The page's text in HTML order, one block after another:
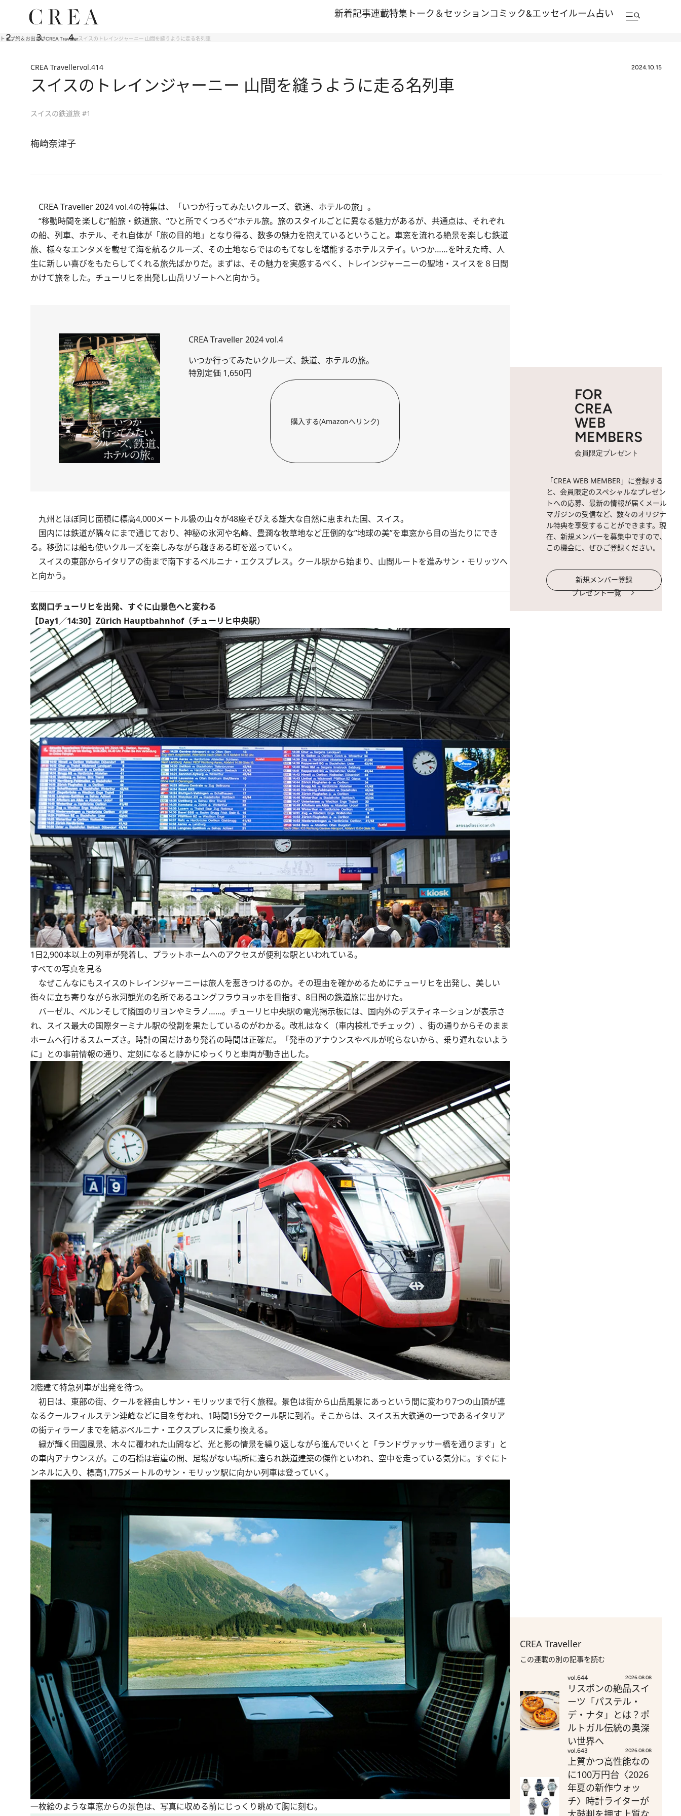
新着記事連載特集 トーク＆セッションコミック&エッセイルーム占い
トップ旅＆お出かけCREA Travellerスイスのトレインジャーニー 山間を縫うように走る名列車
CREA Travellervol.414 2024.10.15
スイスのトレインジャーニー 山間を縫うように走る名列車
スイスの鉄道旅 #1
梅崎奈津子
CREA Traveller 2024 vol.4の特集は、「いつか行ってみたいクルーズ、鉄道、ホテルの旅」。
“移動時間を楽しむ”船旅・鉄道旅、“ひと所でくつろぐ”ホテル旅。旅のスタイルごとに異なる魅力があるが、共通点は、それぞれ
の船、列車、ホテル、それ自体が「旅の目的地」となり得る、数多の魅力を抱えているということ。車窓を流れる絶景を楽しむ鉄道
旅、様々なエンタメを載せて海を航るクルーズ、その土地ならではのもてなしを堪能するホテルステイ。いつか……を叶えた時、人
生に新しい喜びをもたらしてくれる旅先ばかりだ。まずは、その魅力を実感するべく、トレインジャーニーの聖地・スイスを８日間
かけて旅をした。チューリヒを出発し山岳リゾートへと向かう。
CREA Traveller 2024 vol.4
いつか行ってみたいクルーズ、鉄道、ホテルの旅。
特別定価 1,650円
購入する(Amazonへリンク)
九州とほぼ同じ面積に標高4,000メートル級の山々が48座そびえる雄大な自然に恵まれた国、スイス。
国内には鉄道が隅々にまで通じており、神秘の氷河や名峰、豊潤な牧草地など圧倒的な”地球の美”を車窓から目の当たりにでき
る。移動には船も使いクルーズを楽しみながら趣きある町を巡っていく。
スイスの東部からイタリアの街まで南下するベルニナ・エクスプレス。クール駅から始まり、山間ルートを進みサン・モリッツへ
と向かう。
玄関口チューリヒを出発、すぐに山景色へと変わる
【Day1／14:30】Zürich Hauptbahnhof（チューリヒ中央駅）
1日2,900本以上の列車が発着し、プラットホームへのアクセスが便利な駅といわれている。
すべての写真を見る
なぜこんなにもスイスのトレインジャーニーは旅人を惹きつけるのか。その理由を確かめるためにチューリヒを出発し、美しい
街々に立ち寄りながら氷河観光の名所であるユングフラウヨッホを目指す、8日間の鉄道旅に出かけた。
バーゼル、ベルンそして隣国のリヨンやミラノ……。チューリヒ中央駅の電光掲示板には、国内外のデスティネーションが表示さ
れ、スイス最大の国際ターミナル駅の役割を果たしているのがわかる。改札はなく（車内検札でチェック）、街の通りからそのまま
ホームへ行けるスムーズさ。時計の国だけあり発着の時間は正確だ。「発車のアナウンスやベルが鳴らないから、乗り遅れないよう
に」との事前情報の通り、定刻になると静かにゆっくりと車両が動き出した。
2階建て特急列車が出発を待つ。
初日は、東部の街、クールを経由しサン・モリッツまで行く旅程。景色は街から山岳風景にあっという間に変わり7つの山頂が連
なるクールフィルステン連峰などに目を奪われ、1時間15分でクール駅に到着。そこからは、スイス五大鉄道の一つであるイタリア
の街ティラーノまでを結ぶベルニナ・エクスプレスに乗り換える。
緑が輝く田園風景、木々に覆われた山間など、光と影の情景を繰り返しながら進んでいくと「ランドヴァッサー橋を通ります」と
の車内アナウンスが。この石橋は岩崖の間、足場がない場所に造られ鉄道建築の傑作といわれ、空中を走っている気分に。すぐにト
ンネルに入り、標高1,775メートルのサン・モリッツ駅に向かい列車は登っていく。
一枚絵のような車窓からの景色は、写真に収める前にじっくり眺めて胸に刻む。
FOR
CREA
WEB
MEMBERS
会員限定プレゼント
「CREA WEB MEMBER」に登録する
と、会員限定のスペシャルなプレゼン
トへの応募、最新の情報が届くメール
マガジンの受信など、数々のオリジナ
ル特典を享受することができます。現
在、新規メンバーを募集中ですので、
この機会に、ぜひご登録ください。
新規メンバー登録
プレゼント一覧
CREA Traveller
この連載の別の記事を読む
vol.644 2026.08.08
リスボンの絶品スイ
ーツ「パステル・
デ・ナタ」とは？ポ
ルトガル伝統の奥深
い世界へ
vol.643 2026.08.08
上質かつ高性能なの
に100万円台〈2026
年夏の新作ウォッ
チ〉時計ライターが